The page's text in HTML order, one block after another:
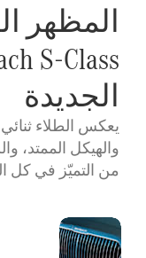
المظهر
S-Class
الجديدة
والهيكل الممتد،
من التميّز في كل
الشبك
الأمامي